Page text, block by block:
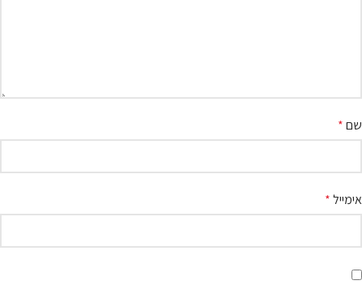
שם*
אימייל*